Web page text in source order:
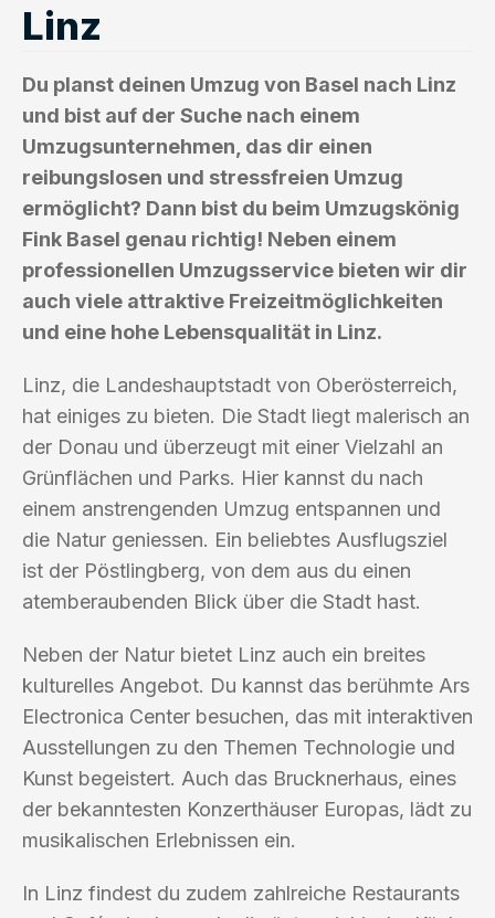
Linz
Du planst deinen Umzug von Basel nach Linz
und bist auf der Suche nach einem
Umzugsunternehmen, das dir einen
reibungslosen und stressfreien Umzug
ermöglicht? Dann bist du beim Umzugskönig
Fink Basel genau richtig! Neben einem
professionellen Umzugsservice bieten wir dir
auch viele attraktive Freizeitmöglichkeiten
und eine hohe Lebensqualität in Linz.
Linz, die Landeshauptstadt von Oberösterreich,
hat einiges zu bieten. Die Stadt liegt malerisch an
der Donau und überzeugt mit einer Vielzahl an
Grünflächen und Parks. Hier kannst du nach
einem anstrengenden Umzug entspannen und
die Natur geniessen. Ein beliebtes Ausflugsziel
ist der Pöstlingberg, von dem aus du einen
atemberaubenden Blick über die Stadt hast.
Neben der Natur bietet Linz auch ein breites
kulturelles Angebot. Du kannst das berühmte Ars
Electronica Center besuchen, das mit interaktiven
Ausstellungen zu den Themen Technologie und
Kunst begeistert. Auch das Brucknerhaus, eines
der bekanntesten Konzerthäuser Europas, lädt zu
musikalischen Erlebnissen ein.
In Linz findest du zudem zahlreiche Restaurants